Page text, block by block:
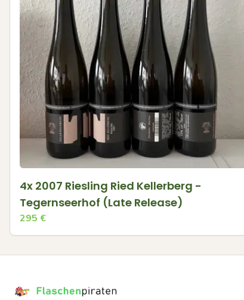
4x 2007 Riesling Ried Kellerberg -
Tegernseerhof (Late Release)
295 €